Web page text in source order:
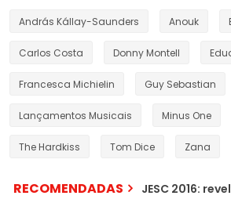
András Kállay-Saunders Anouk
Carlos Costa Donny Montell
Francesca Michielin Guy Sebastian
Lançamentos Musicais Minus One
The Hardkiss Tom Dice Zana
RECOMENDADAS JESC 2016: